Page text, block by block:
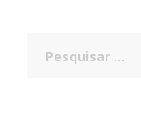
por: